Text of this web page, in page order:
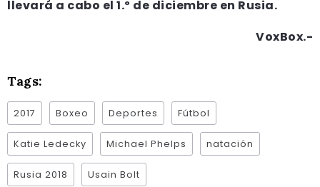
llevará a cabo el 1.º de diciembre en Rusia.
VoxBox.-
Tags:
2017 Boxeo Deportes Fútbol
Katie Ledecky Michael Phelps natación
Rusia 2018 Usain Bolt